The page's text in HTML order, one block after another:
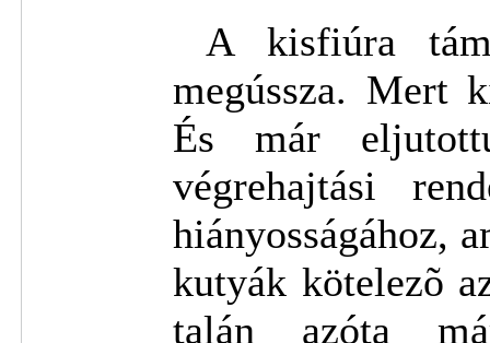
A kisfiúra
megússza. Mert
És már
végrehajtási
hiányosságához,
kutyák kötelezõ
talán azóta